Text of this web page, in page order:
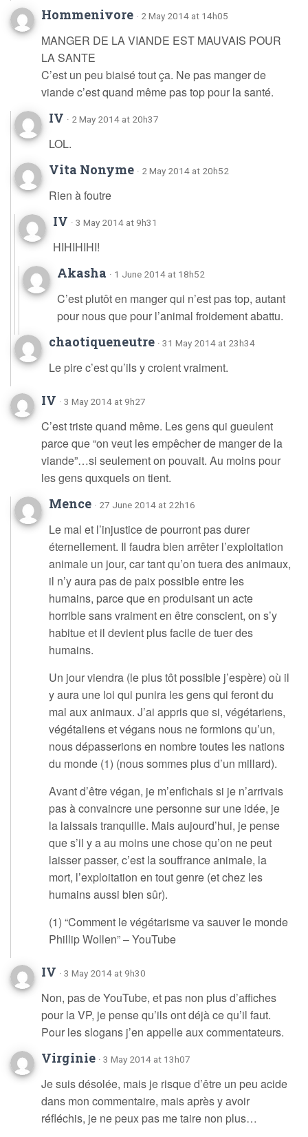
Hommenivore · 2 May 2014 at 14h05
MANGER DE LA VIANDE EST MAUVAIS POUR
LA SANTE
C’est un peu biaisé tout ça. Ne pas manger de
viande c’est quand même pas top pour la santé.
IV · 2 May 2014 at 20h37
LOL.
Vita Nonyme · 2 May 2014 at 20h52
Rien à foutre
IV · 3 May 2014 at 9h31
HIHIHIHI!
Akasha · 1 June 2014 at 18h52
C’est plutôt en manger qui n’est pas top, autant
pour nous que pour l’animal froidement abattu.
chaotiqueneutre · 31 May 2014 at 23h34
Le pire c’est qu’ils y croient vraiment.
IV · 3 May 2014 at 9h27
C’est triste quand même. Les gens qui gueulent
parce que “on veut les empêcher de manger de la
viande”…si seulement on pouvait. Au moins pour
les gens quxquels on tient.
Mence · 27 June 2014 at 22h16
Le mal et l’injustice de pourront pas durer
éternellement. Il faudra bien arrêter l’exploitation
animale un jour, car tant qu’on tuera des animaux,
il n’y aura pas de paix possible entre les
humains, parce que en produisant un acte
horrible sans vraiment en être conscient, on s’y
habitue et il devient plus facile de tuer des
humains.
Un jour viendra (le plus tôt possible j’espère) où il
y aura une loi qui punira les gens qui feront du
mal aux animaux. J’ai appris que si, végétariens,
végétaliens et végans nous ne formions qu’un,
nous dépasserions en nombre toutes les nations
du monde (1) (nous sommes plus d’un millard).
Avant d’être végan, je m’enfichais si je n’arrivais
pas à convaincre une personne sur une idée, je
la laissais tranquille. Mais aujourd’hui, je pense
que s’il y a au moins une chose qu’on ne peut
laisser passer, c’est la souffrance animale, la
mort, l’exploitation en tout genre (et chez les
humains aussi bien sûr).
(1) “Comment le végétarisme va sauver le monde
Phillip Wollen” – YouTube
IV · 3 May 2014 at 9h30
Non, pas de YouTube, et pas non plus d’affiches
pour la VP, je pense qu’ils ont déjà ce qu’il faut.
Pour les slogans j’en appelle aux commentateurs.
Virginie · 3 May 2014 at 13h07
Je suis désolée, mais je risque d’être un peu acide
dans mon commentaire, mais après y avoir
réfléchis, je ne peux pas me taire non plus…